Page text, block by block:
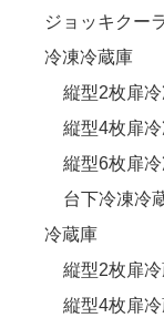
ジョッキクー
冷凍冷蔵庫
縦型2枚扉
縦型4枚扉
縦型6枚扉
台下冷凍冷
冷蔵庫
縦型2枚扉
縦型4枚扉